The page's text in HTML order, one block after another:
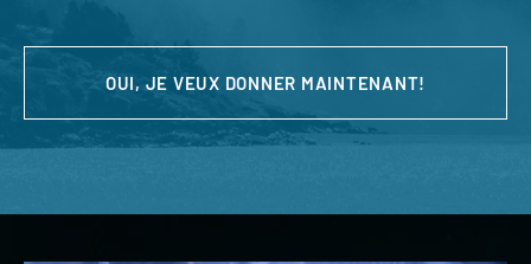
OUI, JE VEUX DONNER MAINTENANT!